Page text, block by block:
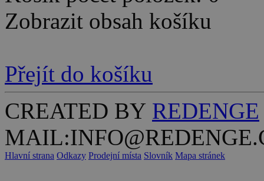
Zobrazit obsah košíku
Přejít do košíku
CREATED BY REDENGE
Hlavní strana Odkazy Prodejní místa Slovník Mapa stránek